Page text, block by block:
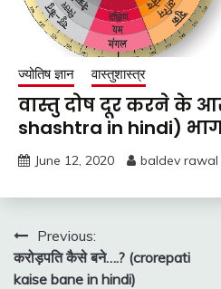
ज्योतिष ज्ञान वास्तुशास्त्र
वास्तु दोष दूर करने के
shashtra in hindi)
June 12, 2020 baldev rawal
Post
navigation
Previous:
करोड़पति कैसे बने….? (crorepati
kaise bane in hindi)